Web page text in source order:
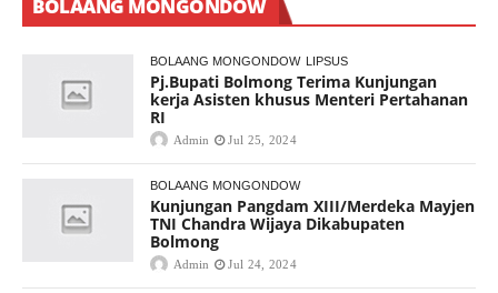
BOLAANG MONGONDOW
BOLAANG MONGONDOW LIPSUS
Pj.Bupati Bolmong Terima Kunjungan
kerja Asisten khusus Menteri Pertahanan
RI
Admin Jul 25, 2024
BOLAANG MONGONDOW
Kunjungan Pangdam XIII/Merdeka Mayjen
TNI Chandra Wijaya Dikabupaten
Bolmong
Admin Jul 24, 2024